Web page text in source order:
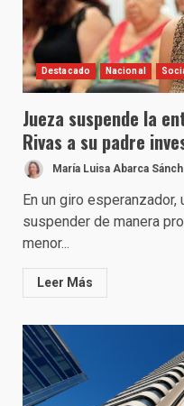
Destacado Nacional
Jueza suspende la
Rivas a su padre
María Luisa Abarca
En un giro esperanzador,
suspender de manera
menor...
Leer Más